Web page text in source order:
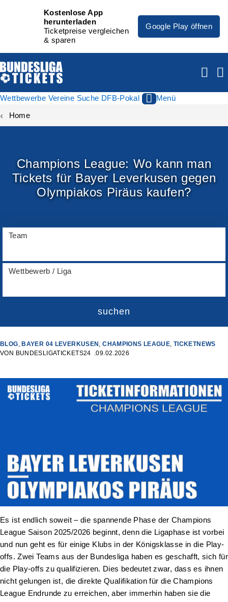
Kostenlose App
herunterladen
Ticketpreise vergleichen
& sparen
Google Play öffnen
Wettbewerbe Vereine Suche DFB-Pokal
Menü
Home
Champions League: Wo kann man
Tickets für Bayer Leverkusen gegen
Olympiakos Piräus kaufen?
Team
Wettbewerb / Liga
suchen
BLOG, BAYER 04 LEVERKUSEN ,CHAMPIONS LEAGUE, TICKETNEWS
VON BUNDESLIGATICKETS24 09.02.2026
Es ist endlich soweit – die spannende Phase der Champions
League Saison 2025/2026 beginnt, denn die Ligaphase ist vorbei
und nun geht es für einige Klubs in der Königsklasse in die Play-
offs. Zwei Teams aus der Bundesliga haben es geschafft, sich für
die Play-offs zu qualifizieren. Dies bedeutet zwar, dass es ihnen
nicht gelungen ist, die direkte Qualifikation für die Champions
League Endrunde zu erreichen, aber immerhin haben sie die